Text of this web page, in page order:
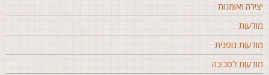
ואומנות
גופנית
לסביבה